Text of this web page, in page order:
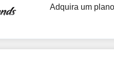
Adquira um